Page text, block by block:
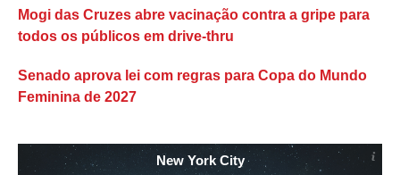
Mogi das Cruzes abre vacinação contra a gripe para
todos os públicos em drive-thru
Senado aprova lei com regras para Copa do Mundo
Feminina de 2027
New York City